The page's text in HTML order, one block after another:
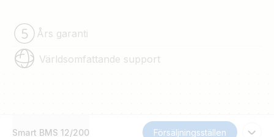
Års garanti
Världsomfattande support
Smart BMS 12/200 Försäljningsställen